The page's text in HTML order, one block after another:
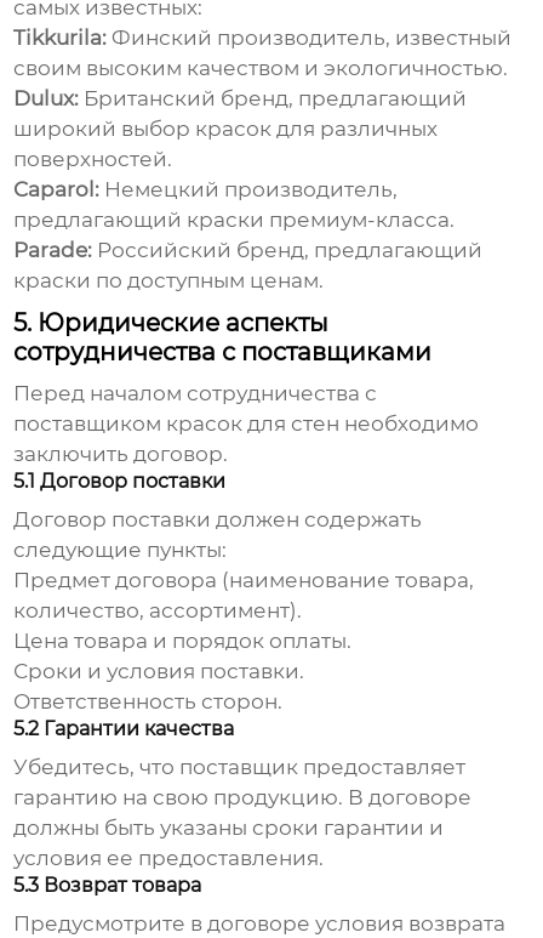
самых известных:
Tikkurila: Финский производитель, известный
своим высоким качеством и экологичностью.
Dulux: Британский бренд, предлагающий
широкий выбор красок для различных
поверхностей.
Caparol: Немецкий производитель,
предлагающий краски премиум-класса.
Parade: Российский бренд, предлагающий
краски по доступным ценам.
5. Юридические аспекты
сотрудничества с поставщиками
Перед началом сотрудничества с
поставщиком красок для стен необходимо
заключить договор.
5.1 Договор поставки
Договор поставки должен содержать
следующие пункты:
Предмет договора (наименование товара,
количество, ассортимент).
Цена товара и порядок оплаты.
Сроки и условия поставки.
Ответственность сторон.
5.2 Гарантии качества
Убедитесь, что поставщик предоставляет
гарантию на свою продукцию. В договоре
должны быть указаны сроки гарантии и
условия ее предоставления.
5.3 Возврат товара
Предусмотрите в договоре условия возврата